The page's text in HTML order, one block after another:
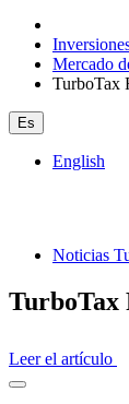
Mercado
TurboTax
Es
English
Noticias
TurboTax
Leer el artículo
Abrir